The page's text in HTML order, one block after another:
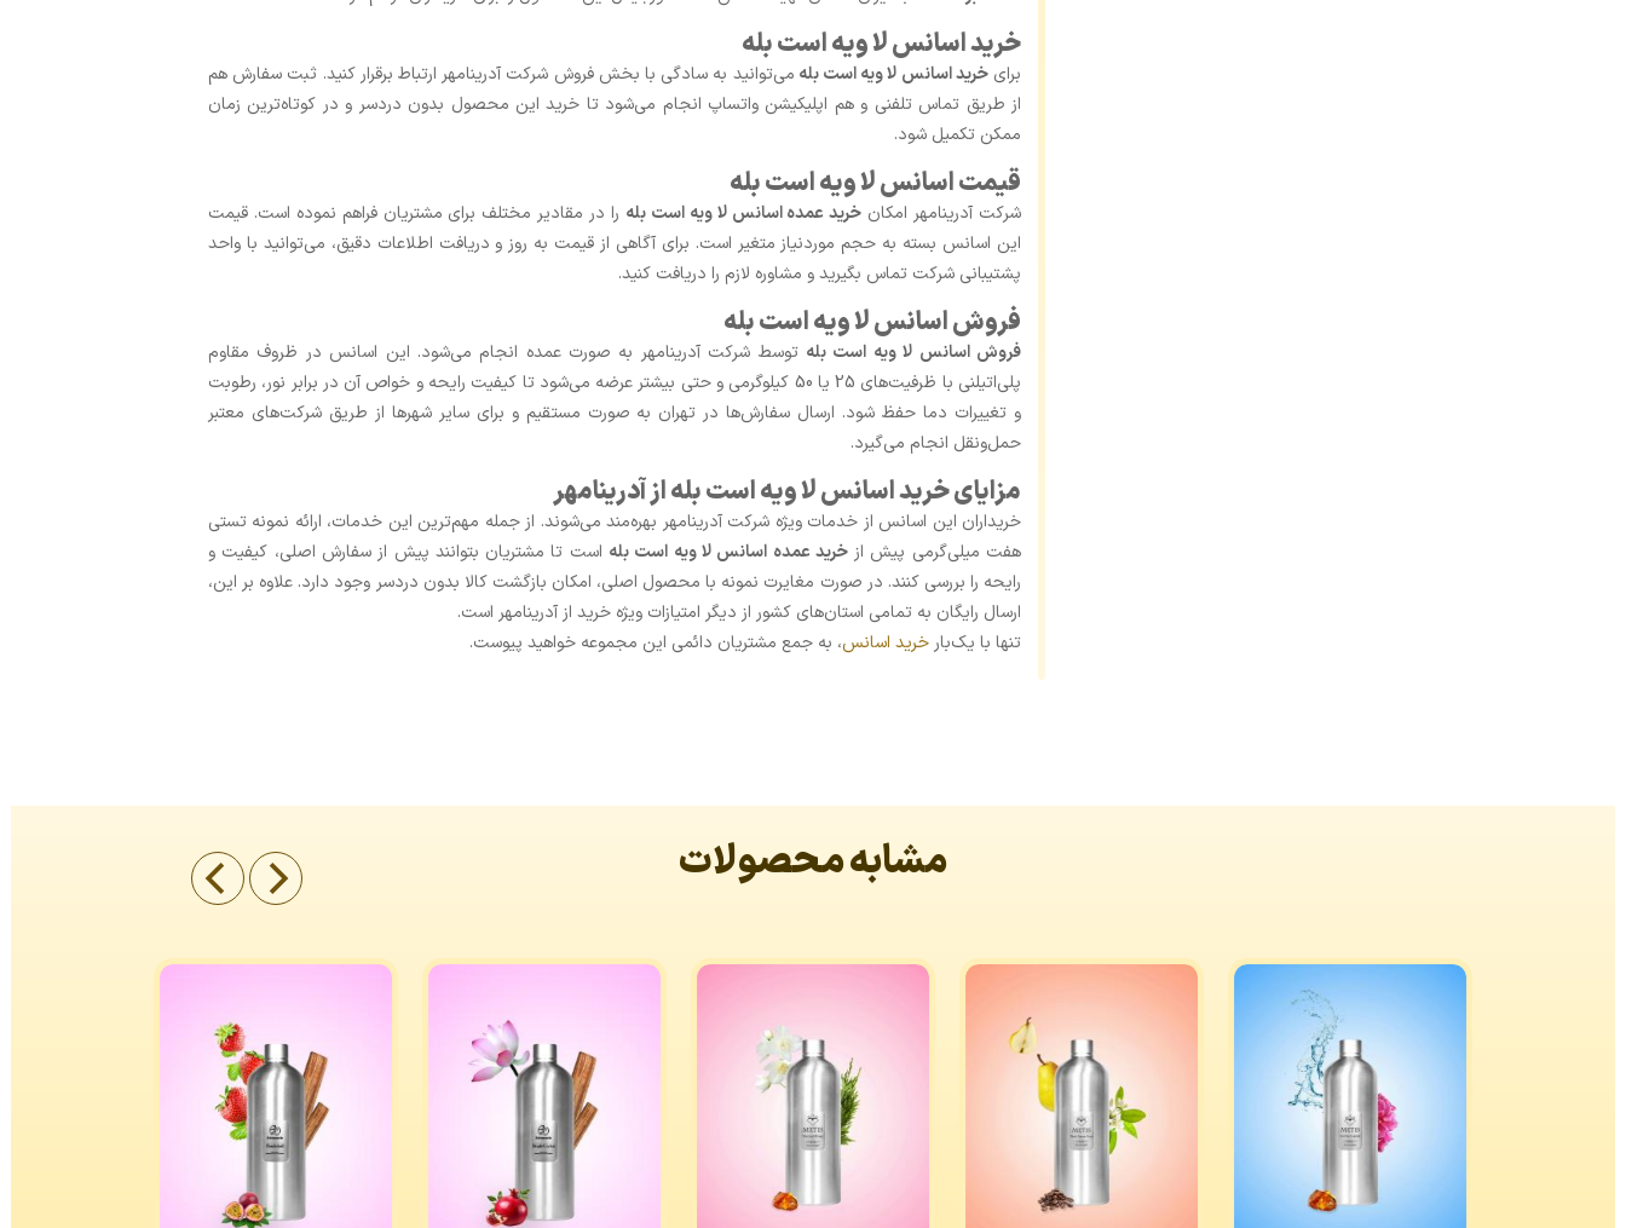
خرید اسانس لا ویه است بله
برایخرید اسانس لا ویه است بله می‌توانید به‌ سادگی با بخش فروش شرکت آدرینامهر ارتباط برقرار کنید. ثبت سفارش هم
از طریق تماس تلفنی و هم اپلیکیشن واتساپ انجام می‌شود تا خرید این محصول بدون دردسر و در کوتاه‌ترین زمان
ممکن تکمیل شود.
قیمت اسانس لا ویه است بله
شرکت آدرینامهر امکان خرید عمده اسانس لا ویه است بله را در مقادیر مختلف برای مشتریان فراهم نموده است. قیمت
این اسانس بسته به حجم موردنیاز متغیر است. برای آگاهی از قیمت به ‌روز و دریافت اطلاعات دقیق، می‌توانید با واحد
پشتیبانی شرکت تماس بگیرید و مشاوره لازم را دریافت کنید.
فروش اسانس لا ویه است بله
فروش اسانس لا ویه است بله توسط شرکت آدرینامهر به ‌صورت عمده انجام می‌شود. این اسانس در ظروف مقاوم
پلی‌اتیلنی با ظرفیت‌های 25 یا 50 کیلوگرمی و حتی بیشتر عرضه می‌شود تا کیفیت رایحه و خواص آن در برابر نور، رطوبت
و تغییرات دما حفظ شود. ارسال سفارش‌ها در تهران به‌ صورت مستقیم و برای سایر شهرها از طریق شرکت‌های معتبر
حمل‌ونقل انجام می‌گیرد.
مزایای خرید اسانس لا ویه است بله از آدرینامهر
خریداران این اسانس از خدمات ویژه شرکت آدرینامهر بهره‌مند می‌شوند. از جمله مهم‌ترین این خدمات، ارائه نمونه تستی
هفت میلی‌گرمی پیش ازخرید عمده اسانس لا ویه است بله است تا مشتریان بتوانند پیش از سفارش اصلی، کیفیت و
رایحه را بررسی کنند. در صورت مغایرت نمونه با محصول اصلی، امکان بازگشت کالا بدون دردسر وجود دارد. علاوه بر این،
ارسال رایگان به تمامی استان‌های کشور از دیگر امتیازات ویژه خرید از آدرینامهر است.
تنها با یک‌بار خرید اسانس، به جمع مشتریان دائمی این مجموعه خواهید پیوست.
مشابه محصولات